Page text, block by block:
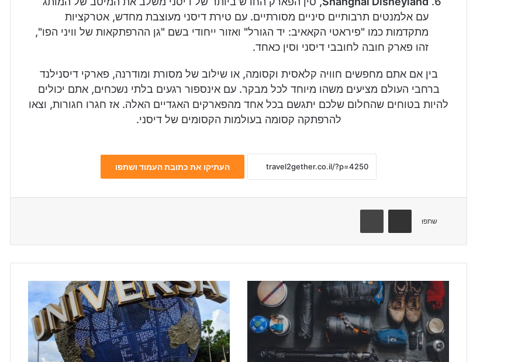
עם אלמנטים תרבותיים סיניים מסורתיים. עם טירת דיסני מעוצבת מחדש, אטרקציות
מתקדמות כמו "פיראטי הקאאיב: יד הגורל" ואזור ייחודי בשם "גן ההרפתקאות של וויני הפו",
זהו פארק חובה לחובבי דיסני וסין כאחד.
בין אם אתם מחפשים חוויה קלאסית וקסומה, או שילוב של מסורת ומודרנה, פארקי דיסנילנד
ברחבי העולם מציעים משהו מיוחד לכל מבקר. עם אינספור רגעים בלתי נשכחים, אתם יכולים
להיות בטוחים שהחלום שלכם יתגשם בכל אחד מהפארקים האגדיים האלה. אז חגרו חגורות, וצאו
להרפתקה קסומה בעולמות הקסומים של דיסני.
העתיקו את כתובת העמוד ושתפו
שתפו